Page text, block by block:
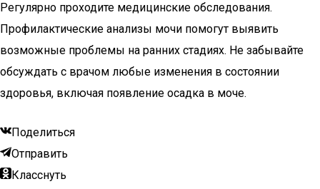
Регулярно проходите медицинские обследования.
Профилактические анализы мочи помогут выявить
возможные проблемы на ранних стадиях. Не забывайте
обсуждать с врачом любые изменения в состоянии
здоровья, включая появление осадка в моче.
Поделиться
Отправить
Класснуть